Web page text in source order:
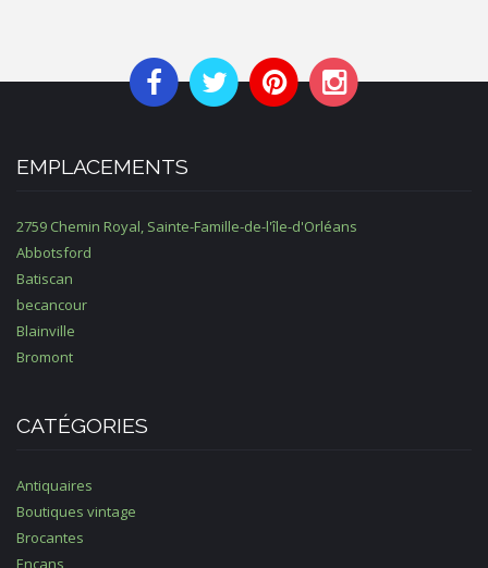
EMPLACEMENTS
2759 Chemin Royal, Sainte-Famille-de-l'île-d'Orléans
Abbotsford
Batiscan
becancour
Blainville
Bromont
CATÉGORIES
Antiquaires
Boutiques vintage
Brocantes
Encans